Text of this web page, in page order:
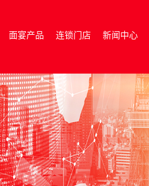
面宴产品 连锁门店 新闻中心